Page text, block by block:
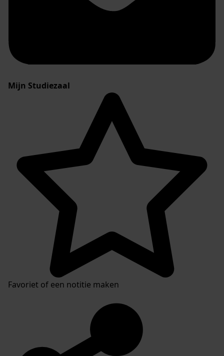
Mijn Studiezaal
Favoriet of een notitie maken